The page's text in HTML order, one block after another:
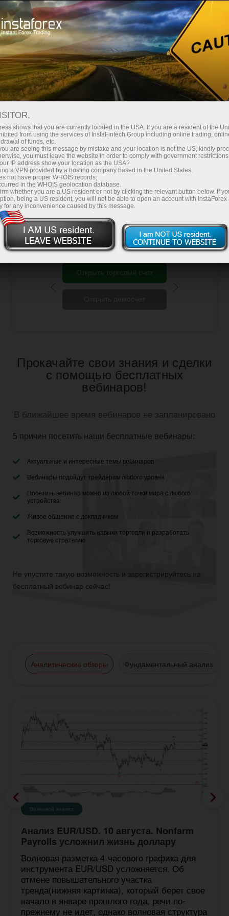
Онлайн-вебинары
Бесплатные
вебинары от
ИнстаФорекс
Узнайте все тонкости торговли на Форекс и
прокачайте ваши сделки вместе с нашей
командой профессиональных экспертов со
всего мира
Открыть торговый счет
Прокачайте свои знания и сделки
с помощью бесплатных
вебинаров!
В ближайшее время вебинаров не запланировано
5 причин посетить наши бесплатные вебинары:
Актуальные и интересные темы вебинаров
Вебинары подойдут трейдерам любого уровня
Посетить вебинар можно из любой точки мира с любого
устройства
Живое общение с докладчиком
Возможность улучшить навыки торговли и разработать
торговую стратегию
Не упустите такую возможность и зарегистрируйтесь на
бесплатный вебинар сейчас!
Аналитические обзоры Фундаментальный анализ
Волновой анализ
Анализ EUR/USD. 10 августа. Nonfarm
Payrolls усложнил жизнь доллару
Волновая разметка 4-часового графика для
инструмента EUR/USD усложняется. Об
отмене повышательного участка
тренда(нижняя картинка), который берет свое
начало в январе прошлого года, речи по-
прежнему не идет, однако волновая структура
3 бесплатных занятия от ИнстаФорекс -
ваши первые шаги к прибыли на Форекс!
Записаться на курс
shows that you are currently located in the USA. If you are a resident of the
from using the services of InstaFintech Group including online trading,
of funds, etc.
are seeing this message by mistake and your location is not the US, kindly
you must leave the website in order to comply with government
IP address show your location as the USA?
a VPN provided by a hosting company based in the United States;
not have proper WHOIS records;
in the WHOIS geolocation database.
whether you are a US resident or not by clicking the relevant button below. If
being a US resident, you will not be able to open an account with InstaForex
for any inconvenience caused by this message.